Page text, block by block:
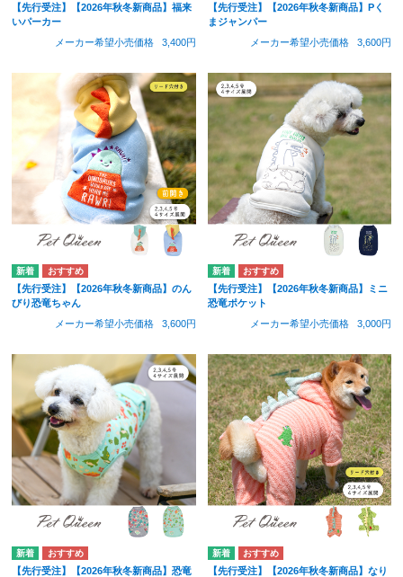
【先行受注】【2026年秋冬新商品】福来
いパーカー
メーカー希望小売価格
3,400円
【先行受注】【2026年秋冬新商品】Pく
まジャンパー
メーカー希望小売価格
3,600円
【先行受注】【2026年秋冬新商品】のん
びり恐竜ちゃん
メーカー希望小売価格
3,600円
【先行受注】【2026年秋冬新商品】ミニ
恐竜ポケット
メーカー希望小売価格
3,000円
【先行受注】【2026年秋冬新商品】恐竜
【先行受注】【2026年秋冬新商品】なり